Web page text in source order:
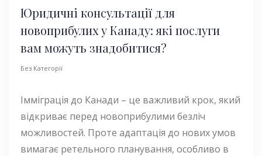
Юридичні консультації для
новоприбулих у Канаду: які послуги
вам можуть знадобитися?
Без Категорії
Імміграція до Канади – це важливий крок, який
відкриває перед новоприбулими безліч
можливостей. Проте адаптація до нових умов
вимагає ретельного планування, особливо в